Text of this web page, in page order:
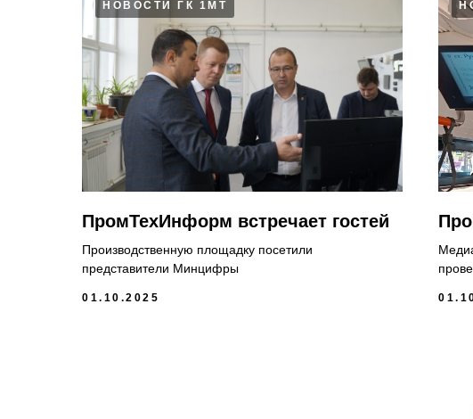
НОВОСТИ ГК 1МТ
ПромТехИнформ встречает гостей
Производственную площадку посетили
представители Минцифры
01.10.2025